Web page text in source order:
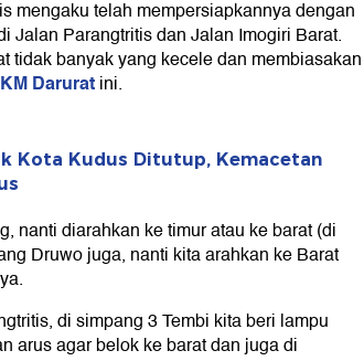
mengaku telah mempersiapkannya dengan
Jalan Parangtritis dan Jalan Imogiri Barat.
tidak banyak yang kecele dan membiasakan
Daruratini.
Kota Kudus Ditutup, Kemacetan
nanti diarahkan ke timur atau ke barat (di
Druwo juga, nanti kita arahkan ke Barat
di simpang 3 Tembi kita beri lampu
arus agar belok ke barat dan juga di